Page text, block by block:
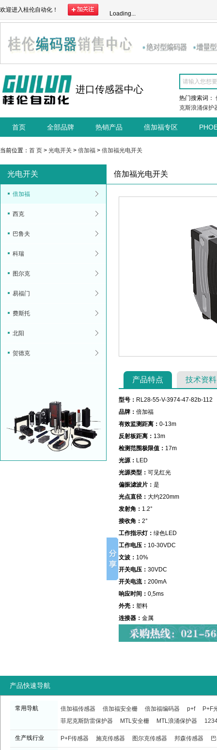
欢迎进入桂伦自动化！
Loading...
进口传感器中心
热门搜索词：
克斯浪涌保护
首页 全部品牌 热销产品 倍加福专区
当前位置： 首 页 > 光电开关 > 倍加福 > 倍加福光电开关
光电开关
倍加福
西克
巴鲁夫
科瑞
图尔克
易福门
费斯托
北阳
贺德克
倍加福光电开关
产品特点 技术资料
型号： RL28-55-V-3974-47-82b-112
品牌： 倍加福
有效监测距离： 0-13m
反射板距离： 13m
检测范围极限值： 17m
光源： LED
光源类型： 可见红光
偏振滤波片： 是
光点直径： 大约220mm
发射角： 1.2°
接收角： 2°
工作指示灯： 绿色LED
工作电压： 10-30VDC
文波： 10%
开关电压： 30VDC
开关电流： 200mA
响应时间： 0,5ms
外壳： 塑料
连接器： 金属
产品快速导航
常用导航 倍加福传感器 倍加福安全栅 倍加福编码器 p+f
P+F
菲尼克斯防雷保护器
MTL安全栅 MTL浪涌保护器
生产线行业 P+F传感器 施克传感器 图尔克传感器 邦森传感器